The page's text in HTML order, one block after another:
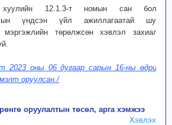
хуулийн 12.1.3-т номын сан болон
үндсэн үйл ажиллагаатай шууд
мэргэжлийн төрөлжсөн хэвлэл захиалга
2023 оны 06 дугаар сарын 16-ны өдрийн
оруулсан./
оруулалтын төсөл, арга хэмжээ
Хэвлэх